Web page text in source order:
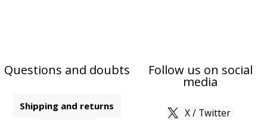
Questions and doubts
Shipping and returns
Follow us on social
media
X / Twitter